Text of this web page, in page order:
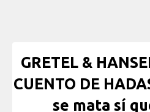
GRETEL &
CUENTO DE
se mata sí